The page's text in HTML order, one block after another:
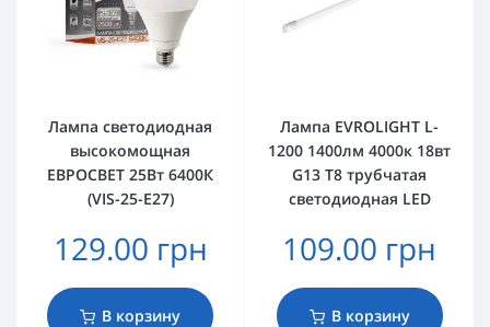
Лампа светодиодная
высокомощная
ЕВРОСВЕТ 25Вт 6400К
(VIS-25-E27)
129.00 грн
В корзину
Лампа EVROLIGHT L-
1200 1400лм 4000к 18вт
G13 T8 трубчатая
светодиодная LED
109.00 грн
В корзину